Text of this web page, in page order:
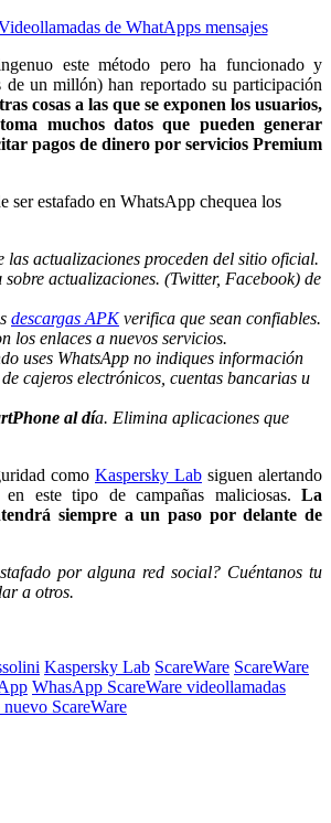
este método pero ha funcionado y
de un millón) han reportado su participación
cosas a las que se exponen los usuarios,
muchos datos que pueden generar
pagos de dinero por servicios Premium
ser estafado en WhatsApp chequea los
las actualizaciones proceden del sitio oficial.
sobre actualizaciones. (Twitter, Facebook) de
descargas APKverifica que sean confiables.
los enlaces a nuevos servicios.
uses WhatsApp no indiques información
cajeros electrónicos, cuentas bancarias u
al día. Elimina aplicaciones que
como Kaspersky Lab siguen alertando
este tipo de campañas maliciosas. La
siempre a un paso por delante de
por alguna red social? Cuéntanos tu
a otros.
Kaspersky Lab ScareWare ScareWare
WhasApp ScareWare videollamadas
ScareWare